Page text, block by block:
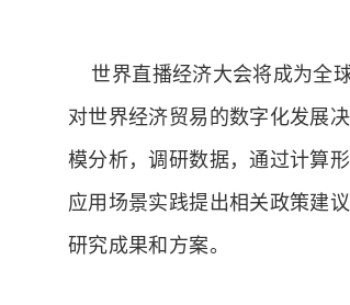
世界直播经济大会将成为全
对世界经济贸易的数字化发展
模分析，调研数据，通过计算
应用场景实践提出相关政策建
研究成果和方案。